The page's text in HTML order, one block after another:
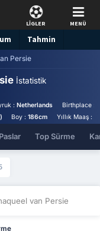
LİGLER MENÜ
Tahmin
Persie
İstatistik
:Netherlands Birthplace :
Boy :186cm Yıllık Maaş :
Top Sürme
van Persie